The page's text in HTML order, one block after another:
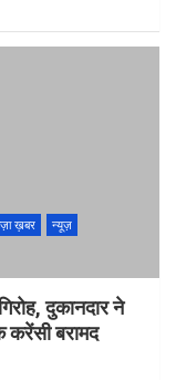
ख़बर
न्यूज़
दुकानदार ने
बरामद